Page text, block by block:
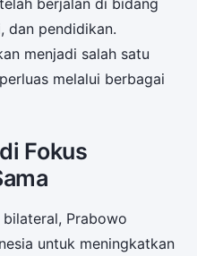
dan pendidikan.
menjadi salah satu
melalui berbagai
Fokus
bilateral, Prabowo
untuk meningkatkan